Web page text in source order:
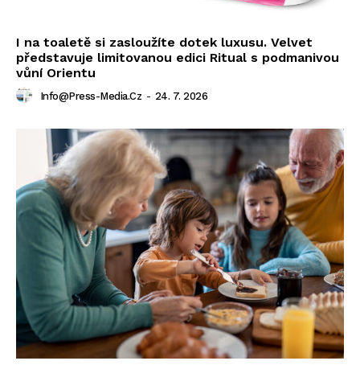
I na toaletě si zasloužíte dotek luxusu. Velvet
představuje limitovanou edici Ritual s podmanivou
vůní Orientu
Info@press-Media.cz - 24. 7. 2026